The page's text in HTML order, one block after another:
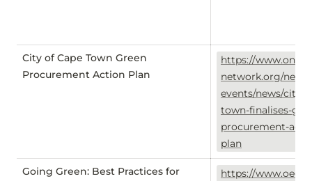
City of Cape Town Green
Procurement Action Plan
https://
network.org/
events/news/city-
town-finalises-
procurement-
plan
Going Green: Best Practices for
https://